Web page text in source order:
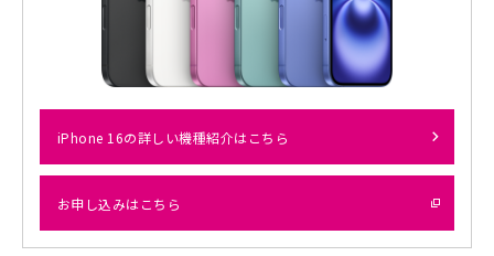
iPhone 16の詳しい機種紹介はこちら
お申し込みはこちら